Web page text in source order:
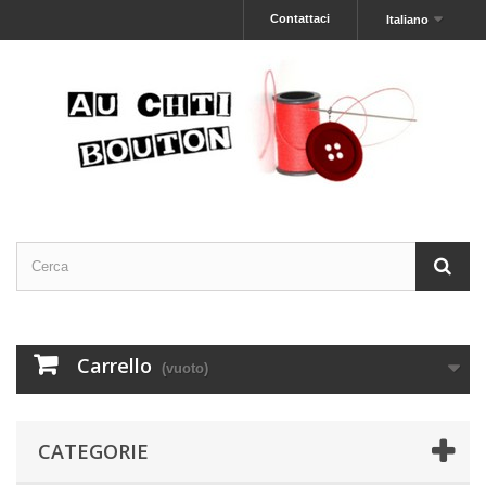
Italiano
Contattaci
Carrello (vuoto)
CATEGORIE